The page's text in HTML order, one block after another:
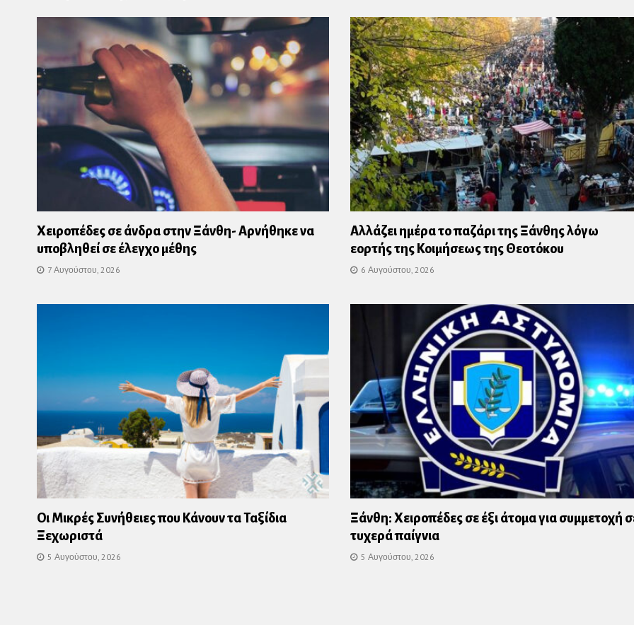
Χειροπέδες σε άνδρα στην Ξάνθη- Αρνήθηκε να
υποβληθεί σε έλεγχο μέθης
7 Αυγούστου, 2026
Αλλάζει ημέρα το παζάρι της Ξάνθης λόγω
εορτής της Κοιμήσεως της Θεοτόκου
6 Αυγούστου, 2026
Οι Μικρές Συνήθειες που Κάνουν τα Ταξίδια
Ξεχωριστά
5 Αυγούστου, 2026
Ξάνθη: Χειροπέδες σε έξι άτομα για συμμετοχή
τυχερά παίγνια
5 Αυγούστου, 2026